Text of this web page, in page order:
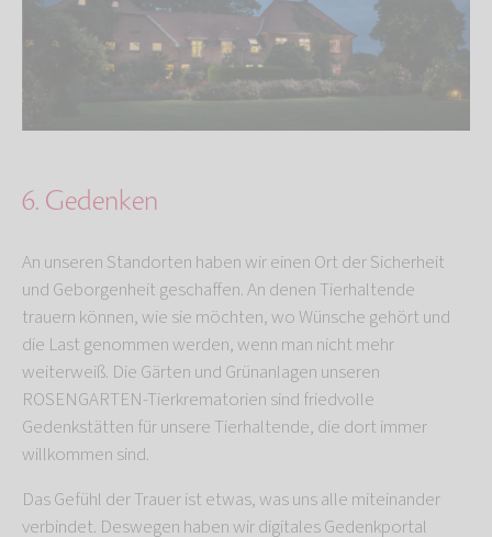
6. Gedenken
An unseren Standorten haben wir einen Ort der Sicherheit
und Geborgenheit geschaffen. An denen Tierhaltende
trauern können, wie sie möchten, wo Wünsche gehört und
die Last genommen werden, wenn man nicht mehr
weiterweiß. Die Gärten und Grünanlagen unseren
ROSENGARTEN-Tierkrematorien sind friedvolle
Gedenkstätten für unsere Tierhaltende, die dort immer
willkommen sind.
Das Gefühl der Trauer ist etwas, was uns alle miteinander
verbindet. Deswegen haben wir digitales Gedenkportal